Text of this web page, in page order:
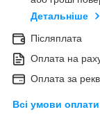
Детальніше
Післяплата
Оплата на
Оплата за
Всі умови оплати